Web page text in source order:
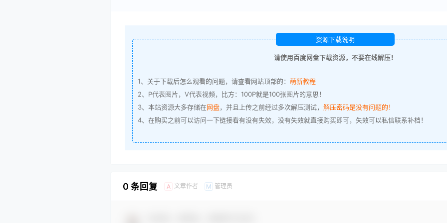
资源下载说明
请使用百度网盘下载资源，不要在线解压！
1、关于下载后怎么观看的问题，请查看网站顶部的： 萌新教程
2、P代表图片，V代表视频，比方：100P就是100张图片的意思！
3、本站资源大多存储在网盘，并且上传之前经过多次解压测试， 解压密码是没有问题的！
4、在购买之前可以访问一下链接看有没有失效，没有失效就直接购买即可，失效可以私信联系补档！
0 条回复 A 文章作者 M 管理员